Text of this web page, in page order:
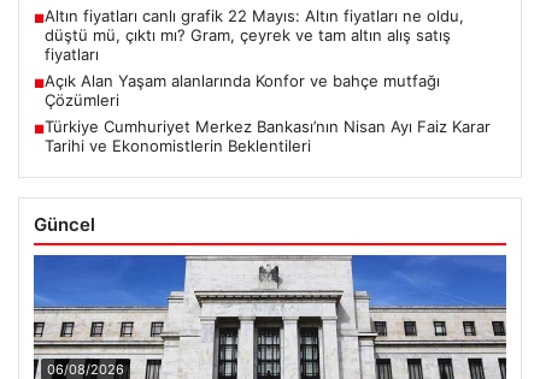
■Altın fiyatları canlı grafik 22 Mayıs: Altın fiyatları ne oldu,
düştü mü, çıktı mı? Gram, çeyrek ve tam altın alış satış
fiyatları
■Açık Alan Yaşam alanlarında Konfor ve bahçe mutfağı
Çözümleri
■Türkiye Cumhuriyet Merkez Bankası’nın Nisan Ayı Faiz Karar
Tarihi ve Ekonomistlerin Beklentileri
Güncel
06/08/2026